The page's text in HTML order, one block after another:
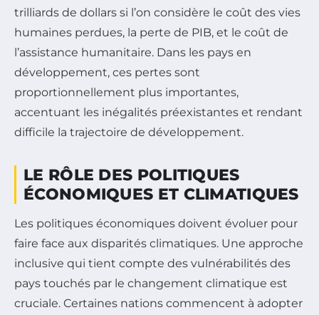
trilliards de dollars si l’on considère le coût des vies
humaines perdues, la perte de PIB, et le coût de
l’assistance humanitaire. Dans les pays en
développement, ces pertes sont
proportionnellement plus importantes,
accentuant les inégalités préexistantes et rendant
difficile la trajectoire de développement.
LE RÔLE DES POLITIQUES
ÉCONOMIQUES ET CLIMATIQUES
Les politiques économiques doivent évoluer pour
faire face aux disparités climatiques. Une approche
inclusive qui tient compte des vulnérabilités des
pays touchés par le changement climatique est
cruciale. Certaines nations commencent à adopter